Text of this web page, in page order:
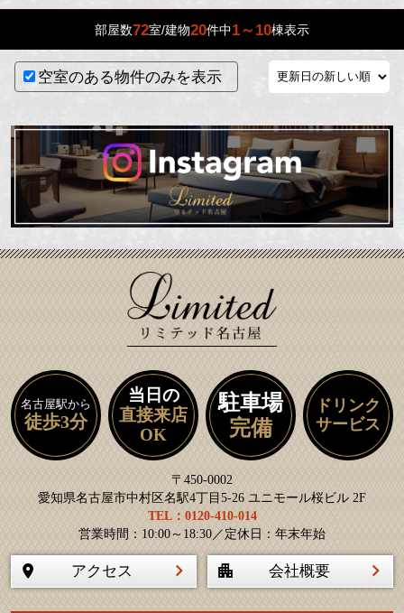
部屋数72室/建物20件中1～10棟表示
空室のある物件のみを表示
名古屋駅から
徒歩3分
当日の
直接来店
OK
駐車場
完備
ドリンク
サービス
〒450-0002
愛知県名古屋市中村区名駅4丁目5-26 ユニモール桜ビル 2F
TEL：0120-410-014
営業時間：10:00～18:30／定休日：年末年始
アクセス 会社概要